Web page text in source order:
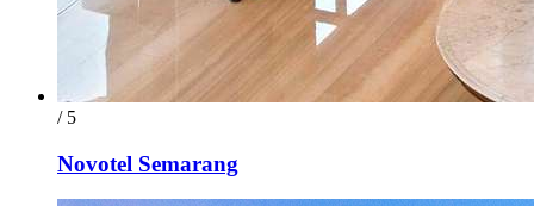
/ 5
Novotel Semarang